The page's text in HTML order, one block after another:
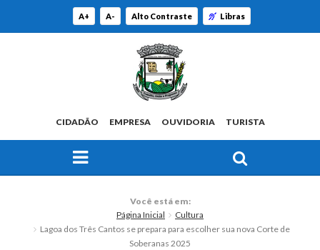
A+ A- Alto Contraste Libras
CIDADÃO EMPRESA OUVIDORIA TURISTA
Histórico
Você está em:
Página Inicial
Cultura
Lagoa dos Três Cantos se prepara para escolher sua nova Corte de
Soberanas 2025